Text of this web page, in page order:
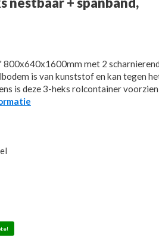
met 2
is van kunststof en kan tegen
is deze 3-heks rolcontainer voorzien